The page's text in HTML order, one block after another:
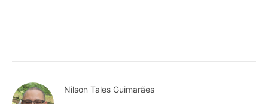
Nilson Tales Guimarães